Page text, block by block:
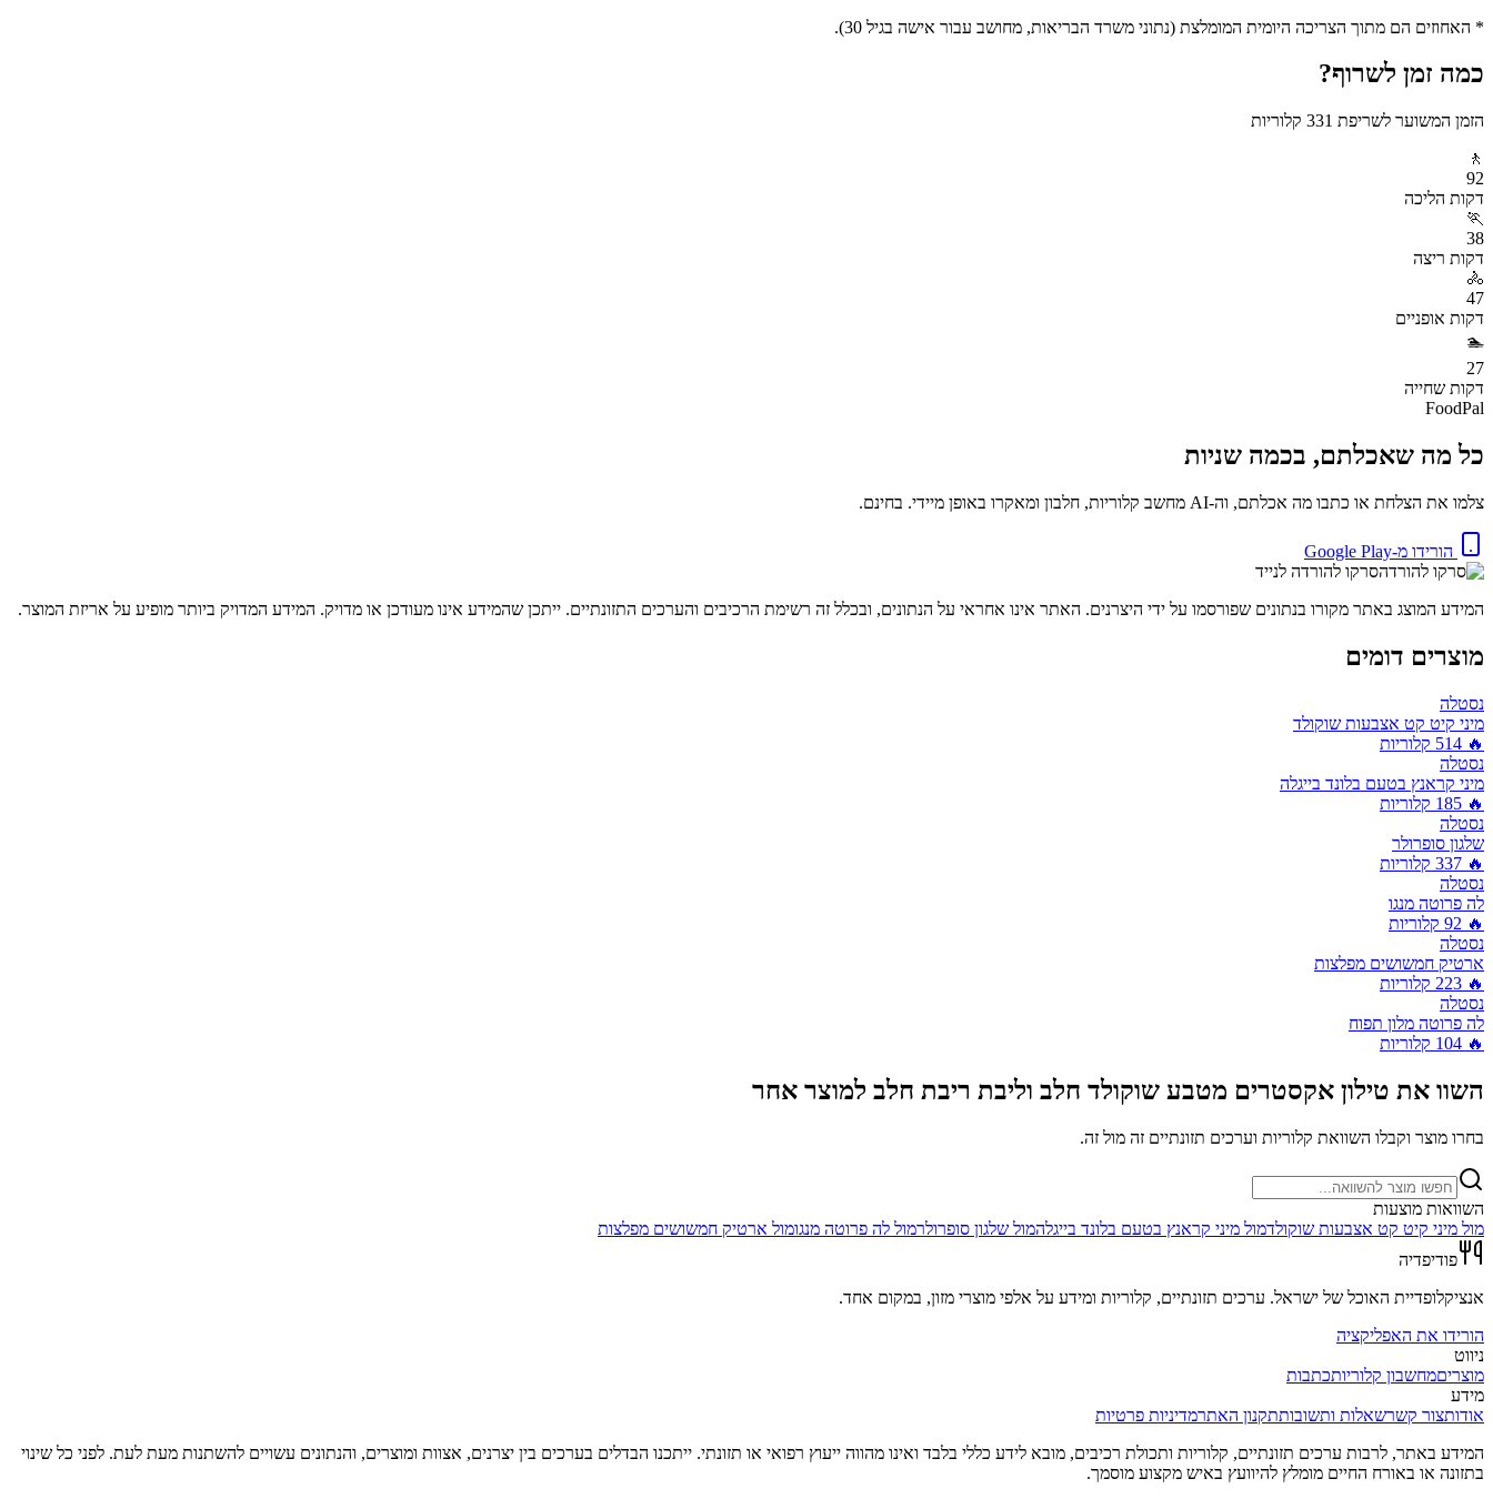
* האחוזים הם מתוך הצריכה היומית המומלצת (נתוני משרד הבריאות, מחושב עבור אישה בגיל 30).
כמה זמן לשרוף?
הזמן המשוער לשריפת 331 קלוריות
🚶
92
דקות הליכה
🏃
38
דקות ריצה
🚴
47
דקות אופניים
🏊
27
דקות שחייה
FoodPal
כל מה שאכלתם, בכמה שניות
צלמו את הצלחת או כתבו מה אכלתם, וה-AI מחשב קלוריות, חלבון ומאקרו באופן מיידי. בחינם.
הורידו מ-Google Play
סרקו להורדה לנייד
המידע המוצג באתר מקורו בנתונים שפורסמו על ידי היצרנים. האתר אינו אחראי על הנתונים, ובכלל זה רשימת הרכיבים והערכים התזונתיים. ייתכן שהמידע אינו מעודכן או מדויק. המידע המדויק ביותר מופיע על אריזת המוצר.
מוצרים דומים
נסטלה
מיני קיט קט אצבעות שוקולד
🔥
514 קלוריות
נסטלה
מיני קראנץ בטעם בלונד בייגלה
🔥
185 קלוריות
נסטלה
שלגון סופרולר
🔥
337 קלוריות
נסטלה
לה פרוטה מנגו
🔥
92 קלוריות
נסטלה
ארטיק חמשושים מפלצות
🔥
223 קלוריות
נסטלה
לה פרוטה מלון תפוח
🔥
104 קלוריות
השוו את טילון אקסטרים מטבע שוקולד חלב וליבת ריבת חלב למוצר אחר
בחרו מוצר וקבלו השוואת קלוריות וערכים תזונתיים זה מול זה.
השוואות מוצעות
מול מיני קיט קט אצבעות שוקולדמול מיני קראנץ בטעם בלונד בייגלהמול שלגון סופרולרמול לה פרוטה מנגומול ארטיק חמשושים מפלצות
פודיפדיה
אנציקלופדיית האוכל של ישראל. ערכים תזונתיים, קלוריות ומידע על אלפי מוצרי מזון, במקום אחד.
הורידו את האפליקציה
ניווט
מוצריםמחשבון קלוריותכתבות
מידע
אודותצור קשרשאלות ותשובותתקנון האתרמדיניות פרטיות
המידע באתר, לרבות ערכים תזונתיים, קלוריות ותכולת רכיבים, מובא לידע כללי בלבד ואינו מהווה ייעוץ רפואי או תזונתי. ייתכנו הבדלים בערכים בין יצרנים, אצוות ומוצרים, והנתונים עשויים להשתנות מעת לעת. לפני כל שינוי
בתזונה או באורח החיים מומלץ להיוועץ באיש מקצוע מוסמך.